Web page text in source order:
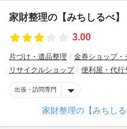
家財整理の【みちしるべ】
3.00
片づけ・遺品整理 金券ショップ
リサイクルショップ
便利屋・代行
出張・訪問専門
家財整理の【みちし